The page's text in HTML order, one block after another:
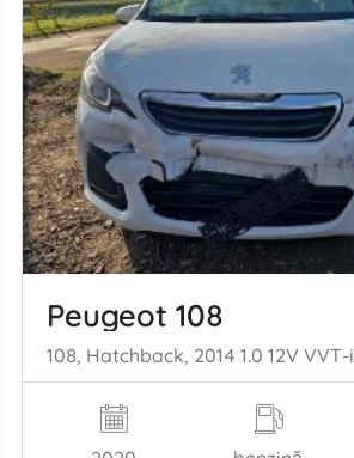
Peugeot 108
108, Hatchback, 2014 1.0 12V VVT-i